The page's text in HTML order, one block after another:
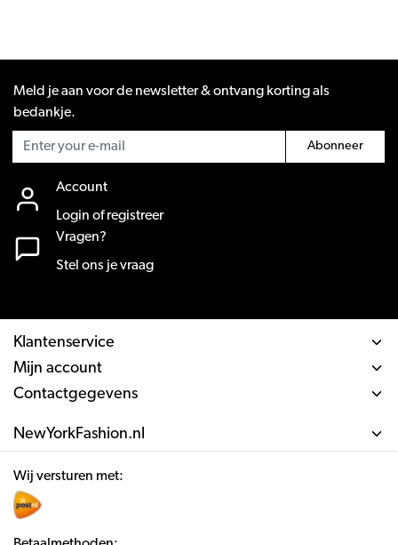
Meld je aan voor de newsletter & ontvang korting als
bedankje.
Abonneer
Account
Login of registreer
Vragen?
Stel ons je vraag
Klantenservice
Mijn account
Contactgegevens
NewYorkFashion.nl
Wij versturen met: